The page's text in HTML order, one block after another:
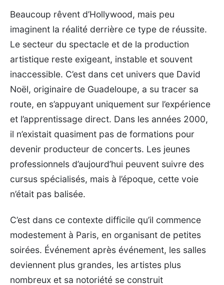
Beaucoup rêvent d’Hollywood, mais peu
imaginent la réalité derrière ce type de réussite.
Le secteur du spectacle et de la production
artistique reste exigeant, instable et souvent
inaccessible. C’est dans cet univers que David
Noël, originaire de Guadeloupe, a su tracer sa
route, en s’appuyant uniquement sur l’expérience
et l’apprentissage direct. Dans les années 2000,
il n’existait quasiment pas de formations pour
devenir producteur de concerts. Les jeunes
professionnels d’aujourd’hui peuvent suivre des
cursus spécialisés, mais à l’époque, cette voie
n’était pas balisée.
C’est dans ce contexte difficile qu’il commence
modestement à Paris, en organisant de petites
soirées. Événement après événement, les salles
deviennent plus grandes, les artistes plus
nombreux et sa notoriété se construit